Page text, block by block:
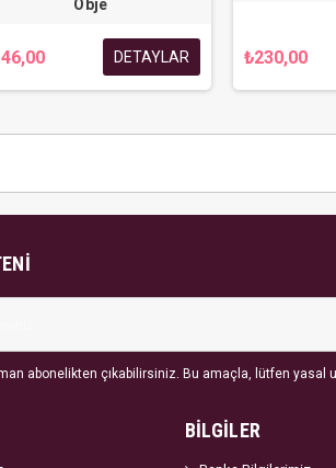
Obje
DETAYLAR ₺230,00
abonelikten çıkabilirsiniz. Bu amaçla, lütfen yasal
BİLGİLER